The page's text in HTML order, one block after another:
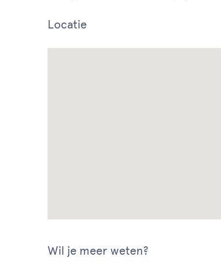
Locatie
Wil je meer weten?